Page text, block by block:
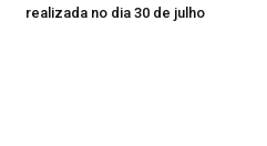
realizada no dia 30 de julho